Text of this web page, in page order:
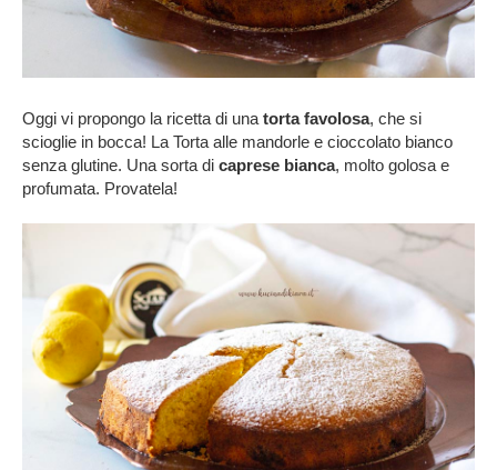
Oggi vi propongo la ricetta di una torta favolosa, che si
scioglie in bocca! La Torta alle mandorle e cioccolato bianco
senza glutine. Una sorta di caprese bianca, molto golosa e
profumata. Provatela!